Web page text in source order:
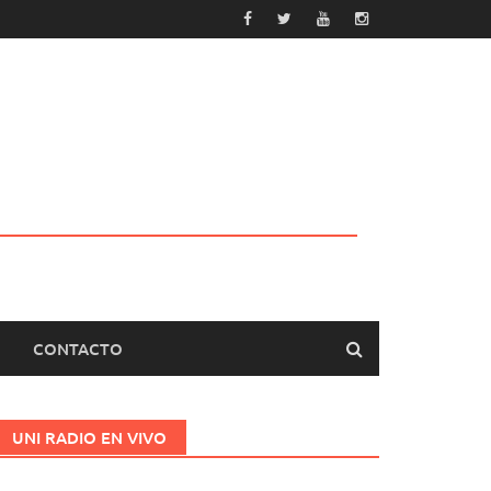
CONTACTO
UNI RADIO EN VIVO